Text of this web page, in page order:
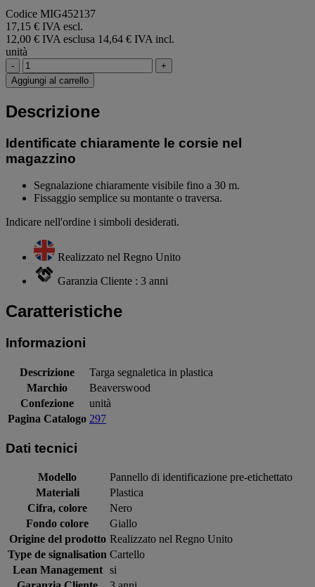
Codice MIG452137
17,15 € IVA escl.
12,00 € IVA esclusa 14,64 € IVA incl.
unità
-
+
Aggiungi al carrello
Descrizione
Identificate chiaramente le corsie nel
magazzino
Segnalazione chiaramente visibile fino a 30 m.
Fissaggio semplice su montante o traversa.
Indicare nell'ordine i simboli desiderati.
Realizzato nel Regno Unito
Garanzia Cliente : 3 anni
Caratteristiche
Informazioni
Descrizione
Targa segnaletica in plastica
Marchio
Beaverswood
Confezione
unità
Pagina Catalogo 297
Dati tecnici
Modello
Pannello di identificazione pre-etichettato
Materiali
Plastica
Cifra, colore
Nero
Fondo colore
Giallo
Origine del prodotto Realizzato nel Regno Unito
Type de signalisation Cartello
Lean Management
si